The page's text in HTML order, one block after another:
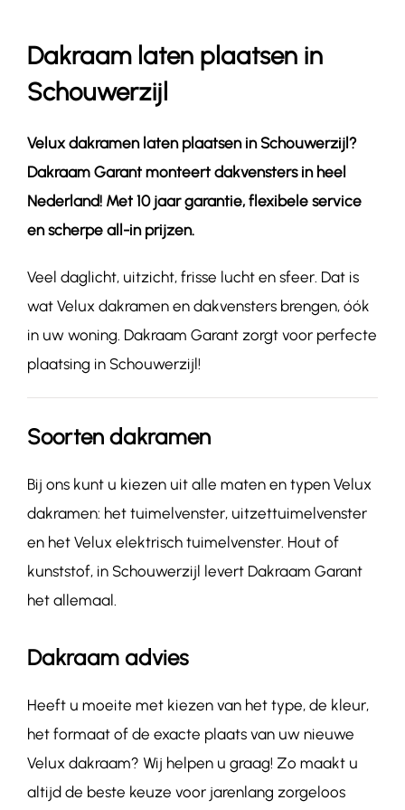
Contact
Dakraam laten plaatsen in
Schouwerzijl
Velux dakramen laten plaatsen in Schouwerzijl ?
Dakraam Garant monteert dakvensters in heel
Nederland! Met 10 jaar garantie, flexibele service
en scherpe all-in prijzen.
Veel daglicht, uitzicht, frisse lucht en sfeer. Dat is
wat Velux dakramen en dakvensters brengen, óók
in uw woning. Dakraam Garant zorgt voor perfecte
plaatsing in Schouwerzijl!
Soorten dakramen
Bij ons kunt u kiezen uit alle maten en typen Velux
dakramen: het tuimelvenster, uitzettuimelvenster
en het Velux elektrisch tuimelvenster. Hout of
kunststof, in Schouwerzijl levert Dakraam Garant
het allemaal.
Dakraam advies
Heeft u moeite met kiezen van het type, de kleur,
het formaat of de exacte plaats van uw nieuwe
Velux dakraam? Wij helpen u graag! Zo maakt u
altijd de beste keuze voor jarenlang zorgeloos